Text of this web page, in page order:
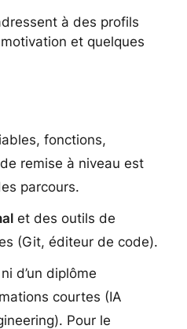
à des profils
motivation et quelques
fonctions,
remise à niveau est
parcours.
et des outils de
(Git, éditeur de code).
ni d’un diplôme
courtes (IA
Pour le